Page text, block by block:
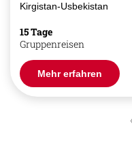
Kirgistan-Usbekistan
15 Tage
Gruppenreisen
Mehr erfahren